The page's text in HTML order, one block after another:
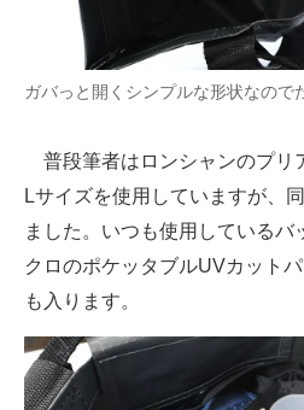
ガバっと開くシンプルな形状なので
普段筆者はロンシャンのプリ
Lサイズを使用していますが、
ました。いつも使用しているバ
クロのポケッタブルUVカット
も入ります。